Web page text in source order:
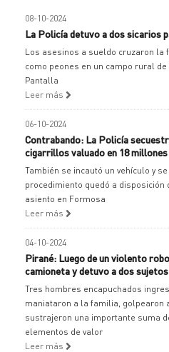
08-10-2024
La Policía detuvo a dos sicarios
Los asesinos a sueldo cruzaron la
como peones en un campo rural
Pantalla
Leer más
06-10-2024
Contrabando: La Policía
cigarrillos valuado en 18 millones
También se incautó un vehículo y
procedimiento quedó a disposición
asiento en Formosa
Leer más
04-10-2024
Pirané: Luego de un violento
camioneta y detuvo a dos sujetos
Tres hombres encapuchados
maniataron a la familia, golpearon
sustrajeron una importante suma
elementos de valor
Leer más